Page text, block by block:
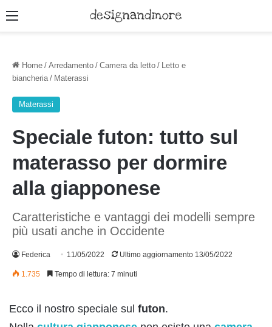
Menu
Home / Arredamento / Camera da letto / Letto e
biancheria / Materassi
Materassi
Speciale futon: tutto sul
materasso per dormire
alla giapponese
Caratteristiche e vantaggi dei modelli sempre
più usati anche in Occidente
Federica 11/05/2022 Ultimo aggiornamento 13/05/2022
1.735 Tempo di lettura: 7 minuti
Ecco il nostro speciale sul futon.